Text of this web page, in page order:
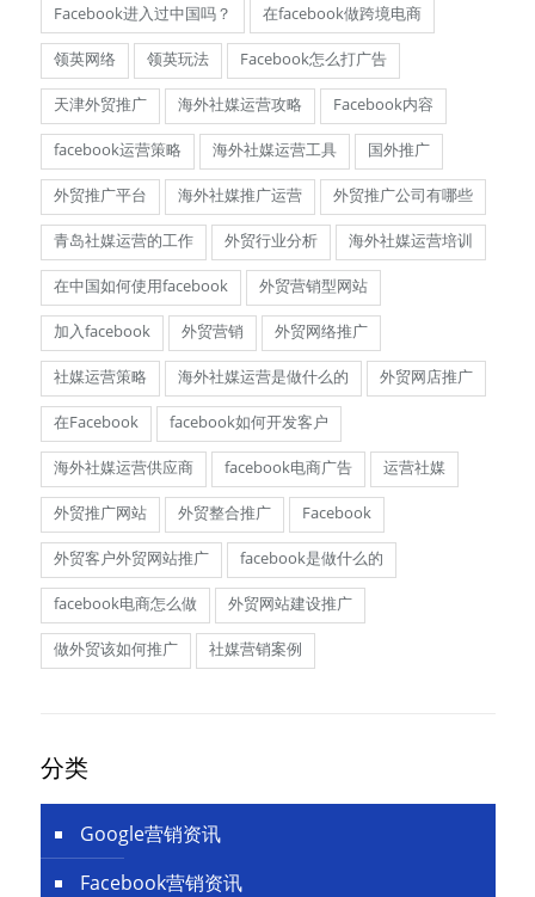
Facebook进入过中国吗？ 在facebook做跨境电商
领英网络 领英玩法 Facebook怎么打广告
天津外贸推广 海外社媒运营攻略 Facebook内容
facebook运营策略 海外社媒运营工具 国外推广
外贸推广平台 海外社媒推广运营 外贸推广公司有哪些
青岛社媒运营的工作 外贸行业分析 海外社媒运营培训
在中国如何使用facebook 外贸营销型网站
加入facebook 外贸营销 外贸网络推广
社媒运营策略 海外社媒运营是做什么的 外贸网店推广
在Facebook facebook如何开发客户
海外社媒运营供应商 facebook电商广告 运营社媒
外贸推广网站 外贸整合推广 Facebook
外贸客户外贸网站推广 facebook是做什么的
facebook电商怎么做 外贸网站建设推广
做外贸该如何推广 社媒营销案例
分类
Google营销资讯
Facebook营销资讯